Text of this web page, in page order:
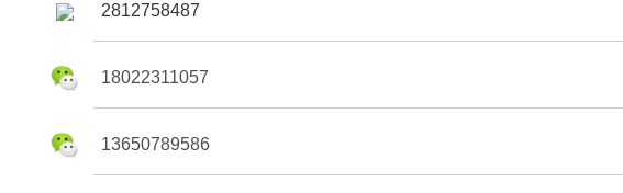
2812758487
18022311057
13650789586